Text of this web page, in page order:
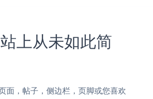
上从未如此简
，帖子，侧边栏，页脚或您喜欢